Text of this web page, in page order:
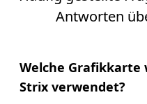
Antworten
Welche Grafikkarte
Strix verwendet?